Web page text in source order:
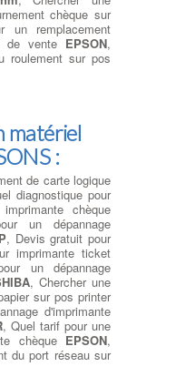
chèque sur
remplacement
de vente EPSON,
roulement sur pos
matériel
:
de carte logique
diagnostique pour
chèque
un dépannage
, Devis gratuit pour
imprimante ticket
un dépannage
, Chercher une
sur pos printer
d'imprimante
, Quel tarif pour une
chèque EPSON,
du port réseau sur